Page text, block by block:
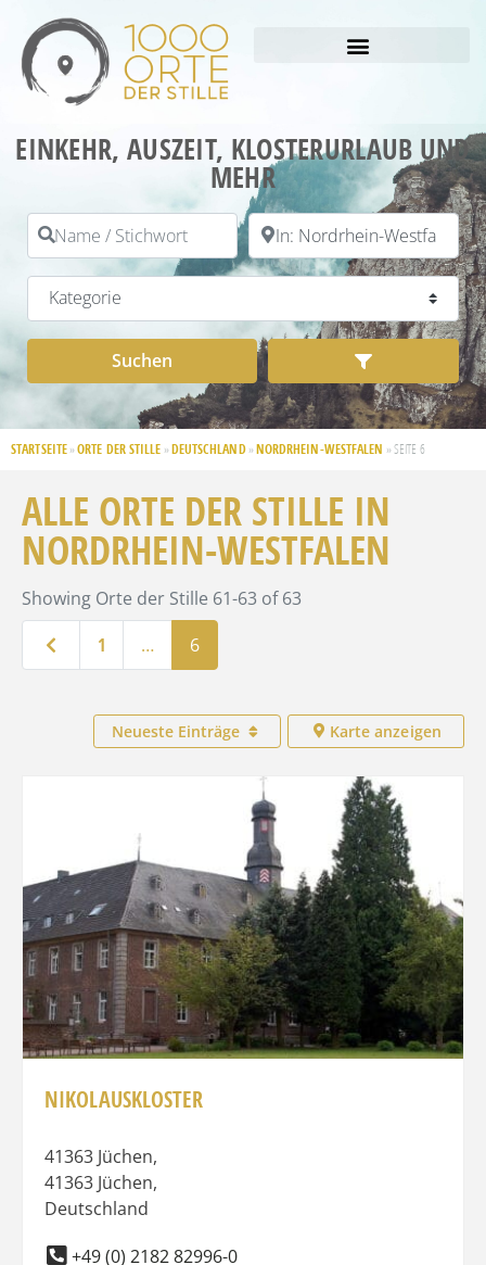
EINKEHR, AUSZEIT, KLOSTERURLAUB UND
MEHR
Name / Stichwort PLZ / Ort
Kategorie
Suchen Advanced
STARTSEITE » ORTE DER STILLE » DEUTSCHLAND» NORDRHEIN-WESTFALEN » SEITE 6
ALLE ORTE DER STILLE IN
NORDRHEIN-WESTFALEN
Showing Orte der Stille 61-63 of 63
Neuere Beiträge
1 … 6
Neueste Einträge Karte anzeigen
NIKOLAUSKLOSTER
41363 Jüchen,
41363 Jüchen,
Deutschland
+49 (0) 2182 82996-0